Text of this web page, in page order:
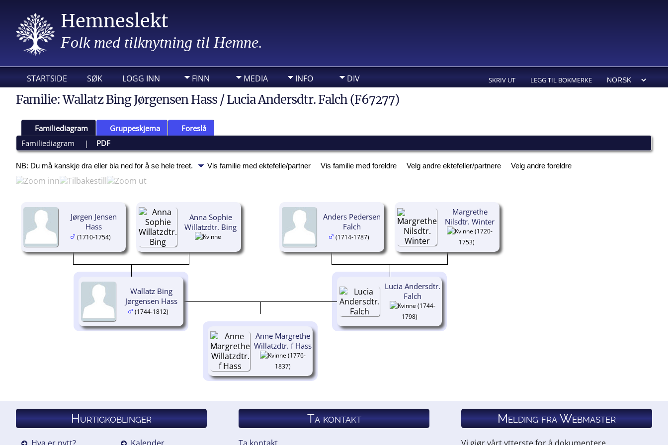
Hemneslekt
Folk med tilknytning til Hemne.
STARTSIDE SØK LOGG INN FINN MEDIA INFO DIV SKRIV UT LEGG TIL BOKMERKE
Familie: Wallatz Bing Jørgensen Hass / Lucia Andersdtr. Falch (F67277)
Familiediagram Gruppeskjema
Foreslå
Familiediagram
| PDF
NB: Du må kanskje dra eller bla ned for å se hele treet. Vis familie med ektefelle/partner Vis familie med foreldre Velg andre ektefeller/partnere Velg andre foreldre
Jørgen Jensen
Hass
(1710-1754)
Anna Sophie
Willatzdtr. Bing
Anders Pedersen
Falch
(1714-1787)
Margrethe
Nilsdtr. Winter
(1720-
1753)
Wallatz Bing
Jørgensen Hass
(1744-1812)
Lucia Andersdtr.
Falch
(1744-
1798)
Anne Margrethe
Willatzdtr. f Hass
(1776-
1837)
Hurtigkoblinger Ta kontakt Melding fra Webmaster